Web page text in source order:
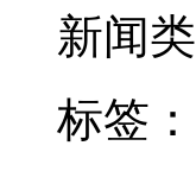
新闻类
标签：